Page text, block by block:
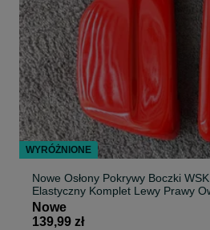
Nowe Osłony Pokrywy Boczki
Elastyczny Komplet Lewy Prawy
Motocykl PRL WFM Gill SHL -
Nowe
139,99 zł
WYRÓŻNIONE